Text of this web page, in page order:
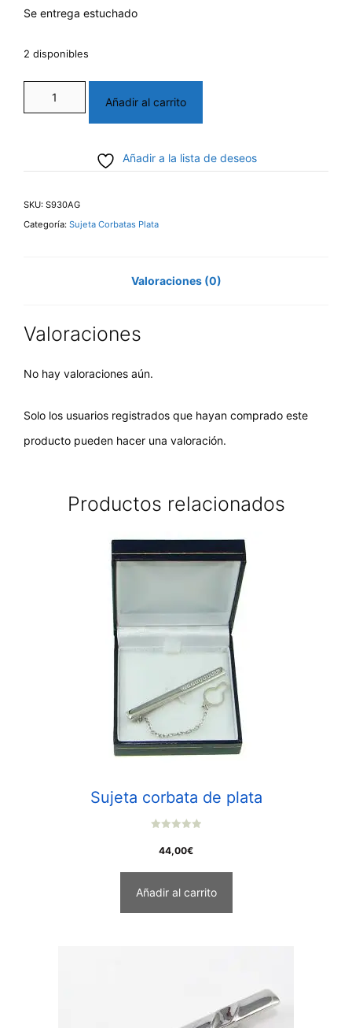
Se entrega estuchado
2 disponibles
Sujeta
corbata
plata
Añadir al carrito
Añadir a la lista de deseos
SKU: S930AG
Categoría: Sujeta Corbatas Plata
Valoraciones (0)
Valoraciones
No hay valoraciones aún.
Solo los usuarios registrados que hayan comprado este
producto pueden hacer una valoración.
Productos relacionados
Sujeta corbata de plata
o
5
44,00€
Añadir al carrito